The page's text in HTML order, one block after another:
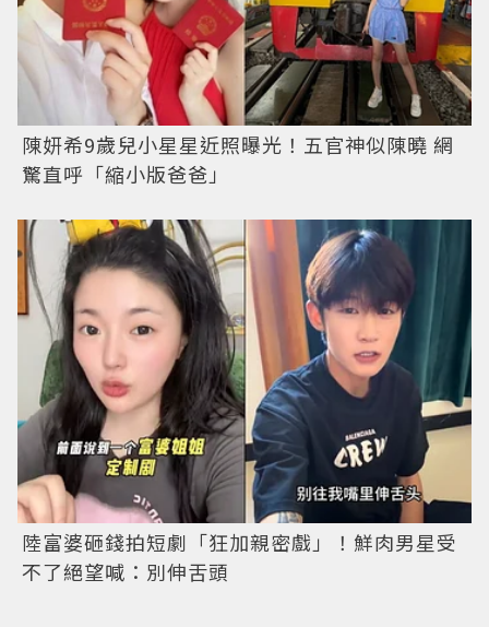
陳妍希9歲兒小星星近照曝光！五官神似陳曉 網
驚直呼「縮小版爸爸」
陸富婆砸錢拍短劇「狂加親密戲」！鮮肉男星受
不了絕望喊：別伸舌頭